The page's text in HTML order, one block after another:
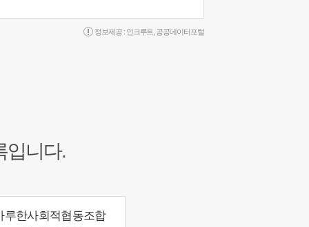
정보제공 : 인크루트 공공데이터포털
입니다.
루한사회적협동조합